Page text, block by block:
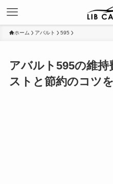
ホーム アバルト 595
アバルト595の維
ストと節約のコツ